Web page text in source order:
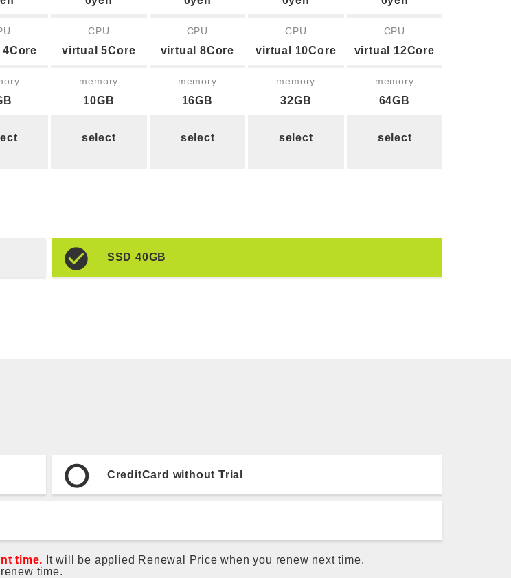
CPU
virtual 5Core
memory
10GB
select
CPU
virtual 8Core
memory
16GB
select
CPU
virtual 10Core
memory
32GB
select
CPU
virtual 12Core
memory
64GB
select
SSD 40GB
CreditCard without Trial
time. It will be applied Renewal Price when you renew next time.
time.